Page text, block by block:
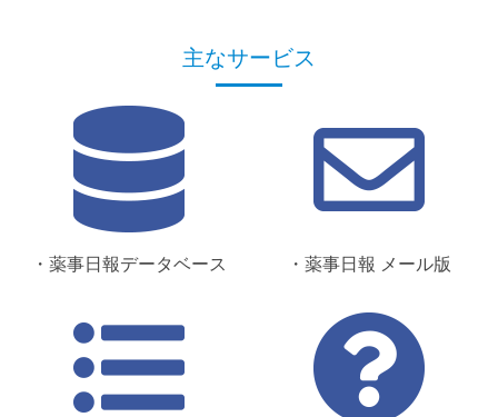
主なサービス
・薬事日報データベース ・薬事日報 メール版